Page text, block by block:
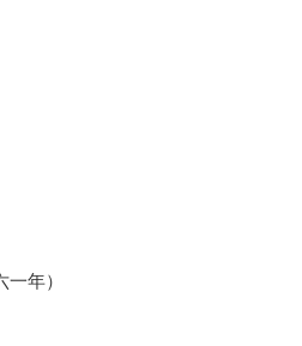
年）